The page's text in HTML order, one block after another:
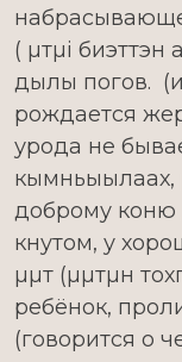
( µтµі биэттэн
дылы погов.
рождается
урода не
кымньыылаах,
доброму коню
кнутом, у
µµт (µµтµн
ребёнок,
(говорится о